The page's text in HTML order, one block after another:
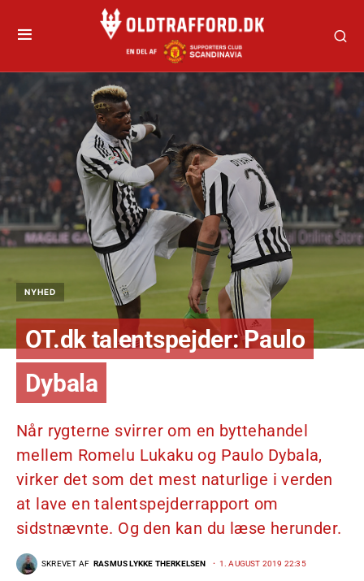
NYHED
OT.dk talentspejder: Paulo
Dybala
Når rygterne svirrer om en byttehandel
mellem Romelu Lukaku og Paulo Dybala,
virker det som det mest naturlige i verden
at lave en talentspejderrapport om
sidstnævnte. Og den kan du læse herunder.
SKREVET AF RASMUS LYKKE THERKELSEN 1. AUGUST 2019 22:35